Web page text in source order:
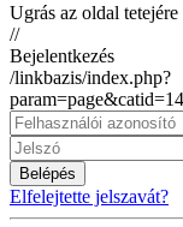
Ugrás az oldal tetejére
//
Bejelentkezés
/linkbazis/index.php?
Belépés
Elfelejtette jelszavát?